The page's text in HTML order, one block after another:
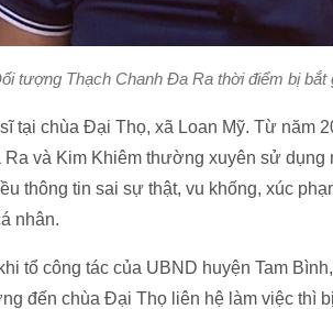
tượng Thạch Chanh Đa Ra thời điểm bị bắt
tại chùa Đại Thọ, xã Loan Mỹ. Từ năm
và Kim Khiêm thường xuyên sử dụng
thông tin sai sự thật, vu khống, xúc
nhân.
tổ công tác của UBND huyện Tam
đến chùa Đại Thọ liên hệ làm việc thì